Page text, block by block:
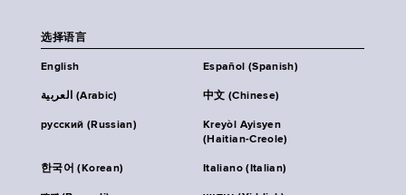
选择语言
English Español (Spanish)
العربية (Arabic) 中文 (Chinese)
русский (Russian)
Kreyòl Ayisyen
(Haitian-Creole)
한국어 (Korean) Italiano (Italian)